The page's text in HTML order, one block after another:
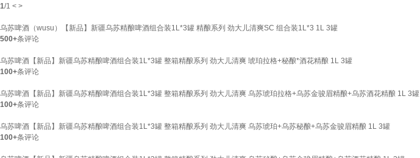
1/1 < >
乌苏啤酒（wusu）【新品】新疆乌苏精酿啤酒组合装1L*3罐 精酿系列 劲大儿清爽SC 组合装1L*3 1L 3罐
500+条评论
乌苏啤酒【新品】新疆乌苏精酿啤酒组合装1L*3罐 整箱精酿系列 劲大儿清爽 琥珀拉格+秘酿*酒花精酿 1L 3罐
100+条评论
乌苏啤酒【新品】新疆乌苏精酿啤酒组合装1L*3罐 整箱精酿系列 劲大儿清爽 乌苏琥珀拉格+乌苏金骏眉精酿+乌苏酒花精酿 1L 3罐
100+条评论
乌苏啤酒【新品】新疆乌苏精酿啤酒组合装1L*3罐 整箱精酿系列 劲大儿清爽 乌苏琥珀+乌苏秘酿+乌苏金骏眉精酿 1L 3罐
100+条评论